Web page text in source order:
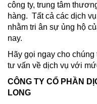
công ty, trung tâm
hàng. Tất cả các dịch
nhằm tri ân sự ủng hộ
nay.
Hãy gọi ngay cho
tư vấn về dịch vụ với
CÔNG TY CỔ PHẦN
LONG